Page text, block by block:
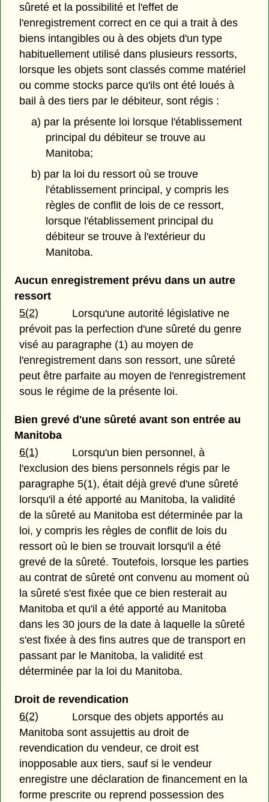
sûreté et la possibilité et l'effet de
l'enregistrement correct en ce qui a trait à des
biens intangibles ou à des objets d'un type
habituellement utilisé dans plusieurs ressorts,
lorsque les objets sont classés comme matériel
ou comme stocks parce qu'ils ont été loués à
bail à des tiers par le débiteur, sont régis :
a) par la présente loi lorsque l'établissement
principal du débiteur se trouve au
Manitoba;
b) par la loi du ressort où se trouve
l'établissement principal, y compris les
règles de conflit de lois de ce ressort,
lorsque l'établissement principal du
débiteur se trouve à l'extérieur du
Manitoba.
Aucun enregistrement prévu dans un autre
ressort
5(2)
Lorsqu'une autorité législative ne
prévoit pas la perfection d'une sûreté du genre
visé au paragraphe (1) au moyen de
l'enregistrement dans son ressort, une sûreté
peut être parfaite au moyen de l'enregistrement
sous le régime de la présente loi.
Bien grevé d'une sûreté avant son entrée au
Manitoba
6(1)
Lorsqu'un bien personnel, à
l'exclusion des biens personnels régis par le
paragraphe 5(1), était déjà grevé d'une sûreté
lorsqu'il a été apporté au Manitoba, la validité
de la sûreté au Manitoba est déterminée par la
loi, y compris les règles de conflit de lois du
ressort où le bien se trouvait lorsqu'il a été
grevé de la sûreté. Toutefois, lorsque les parties
au contrat de sûreté ont convenu au moment où
la sûreté s'est fixée que ce bien resterait au
Manitoba et qu'il a été apporté au Manitoba
dans les 30 jours de la date à laquelle la sûreté
s'est fixée à des fins autres que de transport en
passant par le Manitoba, la validité est
déterminée par la loi du Manitoba.
Droit de revendication
6(2)
Lorsque des objets apportés au
Manitoba sont assujettis au droit de
revendication du vendeur, ce droit est
inopposable aux tiers, sauf si le vendeur
enregistre une déclaration de financement en la
forme prescrite ou reprend possession des